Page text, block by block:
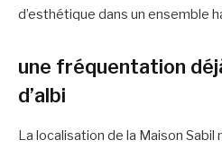
d’esthétique dans un ensemble
une fréquentation
d’albi
La localisation de la Maison Sabil